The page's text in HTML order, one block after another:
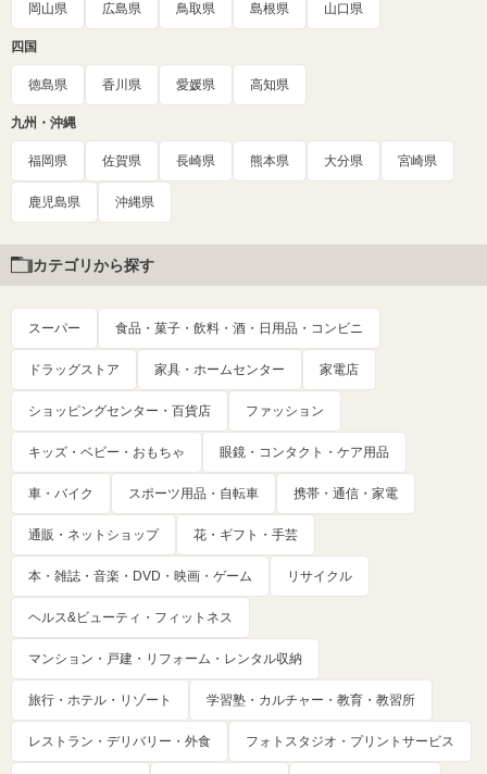
岡山県 広島県 鳥取県 島根県 山口県
四国
徳島県 香川県 愛媛県 高知県
九州・沖縄
福岡県 佐賀県 長崎県 熊本県 大分県 宮崎県
鹿児島県 沖縄県
カテゴリから探す
スーパー 食品・菓子・飲料・酒・日用品・コンビニ
ドラッグストア 家具・ホームセンター 家電店
ショッピングセンター・百貨店 ファッション
キッズ・ベビー・おもちゃ 眼鏡・コンタクト・ケア用品
車・バイク スポーツ用品・自転車 携帯・通信・家電
通販・ネットショップ 花・ギフト・手芸
本・雑誌・音楽・DVD・映画・ゲーム リサイクル
ヘルス&ビューティ・フィットネス
マンション・戸建・リフォーム・レンタル収納
旅行・ホテル・リゾート 学習塾・カルチャー・教育・教習所
レストラン・デリバリー・外食 フォトスタジオ・プリントサービス